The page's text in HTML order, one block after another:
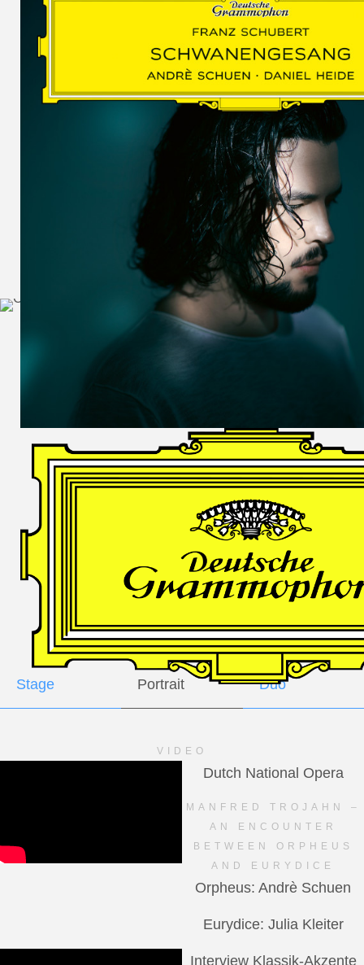
WOLF
MARTIN
SCHUMANN,
LIEDERKREIS
OP. 24
SECHS
MONOLOGE
AUS
JEDERMANN
GESÄNGE
Andrè Schuen,
Baritone
Daniel Heide,
Piano
GALLERY
Stage Portrait Duo
VIDEO
Dutch National Opera
MANFRED TROJAHN –
AN ENCOUNTER
BETWEEN ORPHEUS
AND EURYDICE
Orpheus: Andrè Schuen
Eurydice: Julia Kleiter
Interview Klassik-Akzente